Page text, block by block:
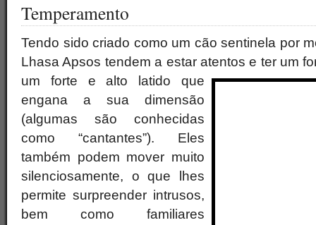
Temperamento
Tendo sido criado como um cão sentinela por
Lhasa Apsos tendem a estar atentos e ter um
um forte e alto latido que
engana a sua dimensão
(algumas são conhecidas
como “cantantes”). Eles
também podem mover muito
silenciosamente, o que lhes
permite surpreender intrusos,
bem como familiares